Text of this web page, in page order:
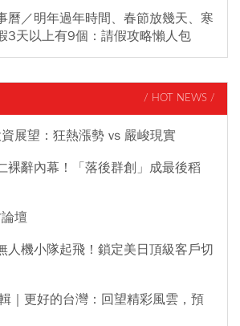
／明年過年時間、春節放幾天、寒
3天以上有9個：請假攻略懶人包
/ HOT NEWS /
展望：狂熱漲勢 vs 嚴峻現實
裸辭內幕！「落後群創」成最後稻
壇
人機小隊起飛！鎖定美日頂級客戶切
｜更好的台灣：回望精彩風雲，預